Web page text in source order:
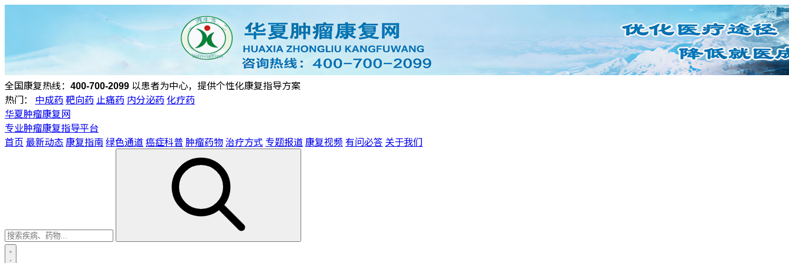
全国康复热线： 400-700-2099 以患者为中心，提供个性化康复指导方案
热门：
中成药 靶向药 止痛药 内分泌药 化疗药
华夏肿瘤康复网
专业肿瘤康复指导平台
首页 最新动态康复指南绿色通道癌症科普肿瘤药物治疗方式 专题报道康复视频 有问必答 关于我们